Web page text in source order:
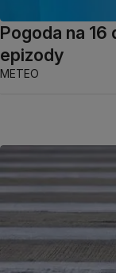
Pogoda na
epizody
METEO